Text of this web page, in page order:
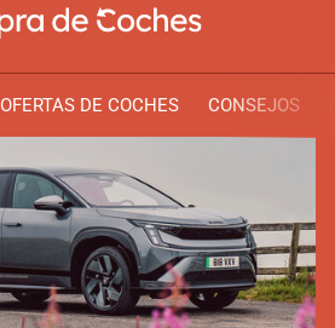
OFERTAS DE COCHES CONSEJOS